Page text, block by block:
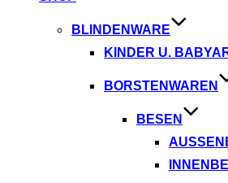
BLINDENWARE
KINDER U.
BORSTENWAREN
BESEN